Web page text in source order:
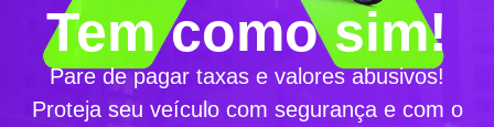
Tem como sim!
Pare de pagar taxas e valores abusivos!
Proteja seu veículo com segurança e com o